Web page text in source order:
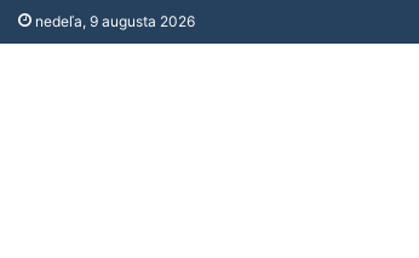
nedeľa, 9 augusta 2026